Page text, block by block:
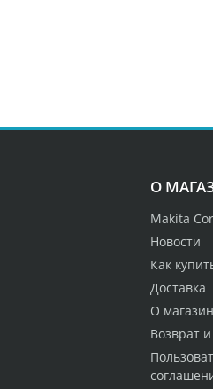
О
Makita
Новости
Как
Доставка
О
Возврат